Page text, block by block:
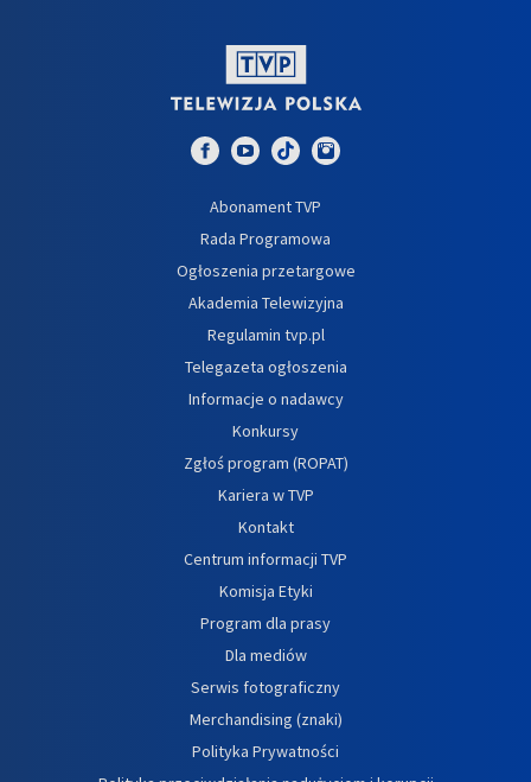
Abonament TVP
Rada Programowa
Ogłoszenia przetargowe
Akademia Telewizyjna
Regulamin tvp.pl
Telegazeta ogłoszenia
Informacje o nadawcy
Konkursy
Zgłoś program (ROPAT)
Kariera w TVP
Kontakt
Centrum informacji TVP
Komisja Etyki
Program dla prasy
Dla mediów
Serwis fotograficzny
Merchandising (znaki)
Polityka Prywatności